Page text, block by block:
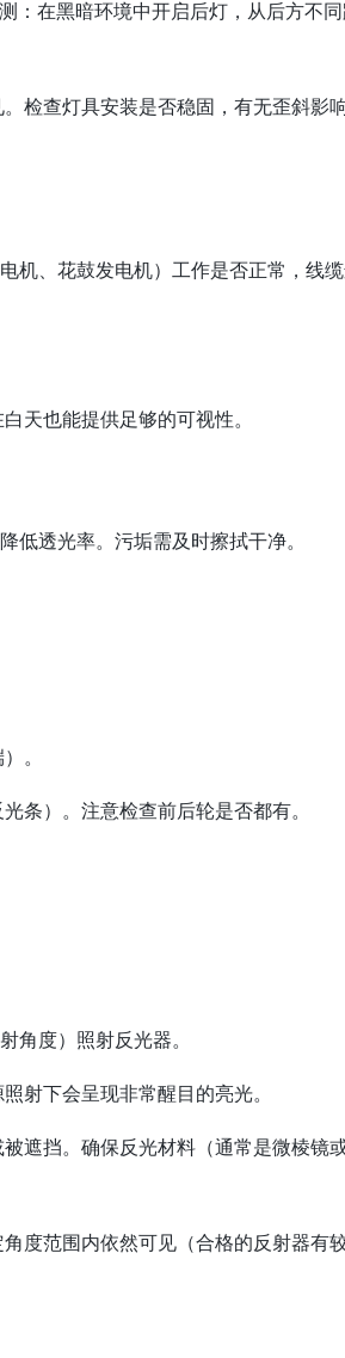
：在黑暗环境中开启后灯，从后方不
检查灯具安装是否稳固，有无歪斜影
机、花鼓发电机）工作是否正常，线
天也能提供足够的可视性。
低透光率。污垢需及时擦拭干净。
。
条）。注意检查前后轮是否都有。
角度）照射反光器。
射下会呈现非常醒目的亮光。
遮挡。确保反光材料（通常是微棱镜
度范围内依然可见（合格的反射器有